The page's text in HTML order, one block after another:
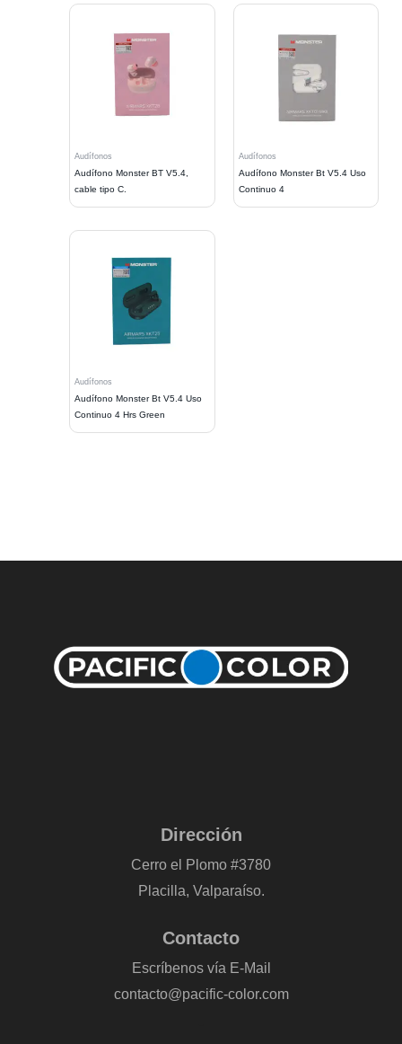
Audífonos
Audífono Monster BT V5.4,
cable tipo C.
Audífonos
Audífono Monster Bt V5.4 Uso
Continuo 4
Audífonos
Audífono Monster Bt V5.4 Uso
Continuo 4 Hrs Green
Dirección
Cerro el Plomo #3780
Placilla, Valparaíso.
Contacto
Escríbenos vía E-Mail
contacto@pacific-color.com